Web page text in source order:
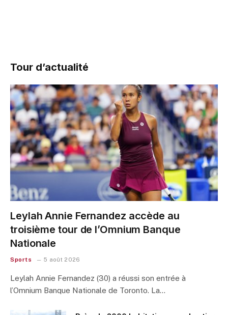
Tour d’actualité
Leylah Annie Fernandez accède au
troisième tour de l’Omnium Banque
Nationale
Sports 5 août 2026
Leylah Annie Fernandez (30) a réussi son entrée à
l’Omnium Banque Nationale de Toronto. La…